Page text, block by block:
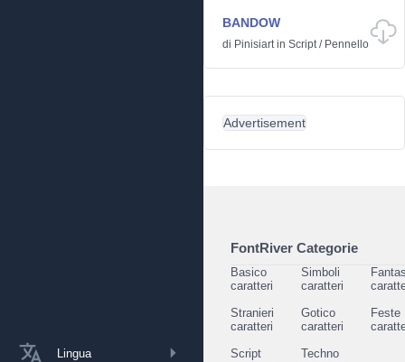
Lingua
BANDOW
di Pinisiartin Script/ Pennello
Advertisement
FontRiver Categorie
Basico
caratteri
Simboli
caratteri
Stranieri
caratteri
Gotico
caratteri
Feste
Script
Techno